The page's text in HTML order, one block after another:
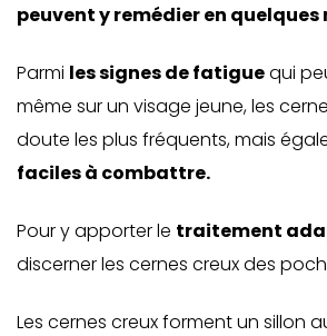
peuvent y remédier en quelques
Parmi les signes de fatiguequi
même sur un visage jeune,les
doute les plus fréquents, mais
faciles à combattre.
Pour y apporter le traitement
discerner les cernes creux des
Les cernes creux forment un sillon